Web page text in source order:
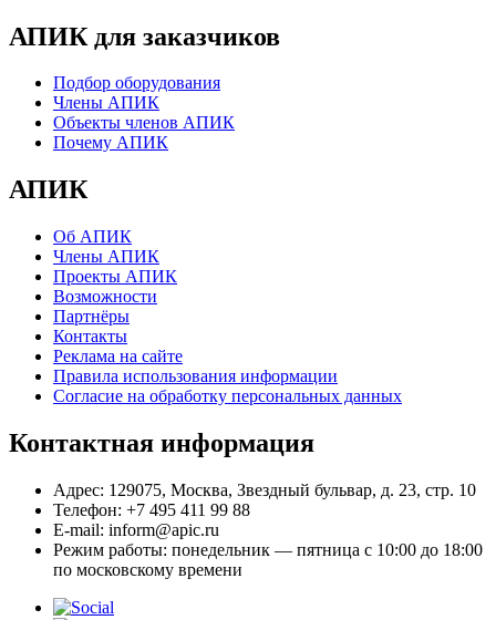
АПИК для заказчиков
Подбор оборудования
Члены АПИК
Объекты членов АПИК
Почему АПИК
АПИК
Об АПИК
Члены АПИК
Проекты АПИК
Возможности
Партнёры
Контакты
Реклама на сайте
Правила использования информации
Согласие на обработку персональных данных
Контактная информация
Адрес: 129075, Москва, Звездный бульвар, д. 23, стр. 10
Телефон: +7 495 411 99 88
E-mail: inform@apic.ru
Режим работы: понедельник — пятница с 10:00 до 18:00
по московскому времени